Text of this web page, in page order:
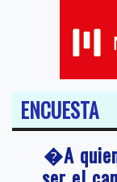
ENCUESTA
�A